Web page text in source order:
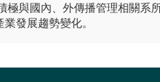
極與國內、外傳播管理相關系
發展趨勢變化。